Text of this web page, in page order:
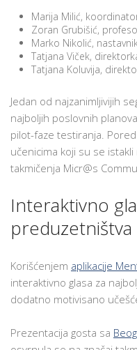
Marija Milić,
Zoran Grubišić,
Marko Nikolić,
Tatjana Viček,
Tatjana Koluvija,
Jedan od najzanimljivijih
najboljih poslovnih
pilot-faze testiranja.
učenicima koji su se
takmičenja Micr@s
Interaktivno
preduzetništva
Korišćenjem aplikacije
interaktivno glasa za
dodatno motivisano
Prezentacija gosta sa